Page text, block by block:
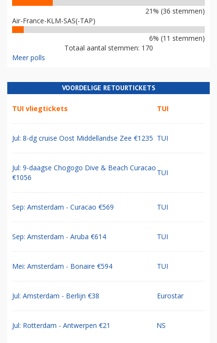
21% (36 stemmen)
Air-France-KLM-SAS(-TAP)
6% (11 stemmen)
Totaal aantal stemmen: 170
Meer polls
VOORDELIGE RETOURTICKETS
TUI vliegtickets TUI
Jul: 8-dg cruise Oost Middellandse Zee €1235 TUI
Jul: 9-daagse Chogogo Dive & Beach Curacao
€1056
TUI
Sep: Amsterdam - Curacao €569 TUI
Sep: Amsterdam - Aruba €614 TUI
Mei: Amsterdam - Bonaire €594 TUI
Jul: Amsterdam - Berlijn €38 Eurostar
Jul: Rotterdam - Antwerpen €21 NS